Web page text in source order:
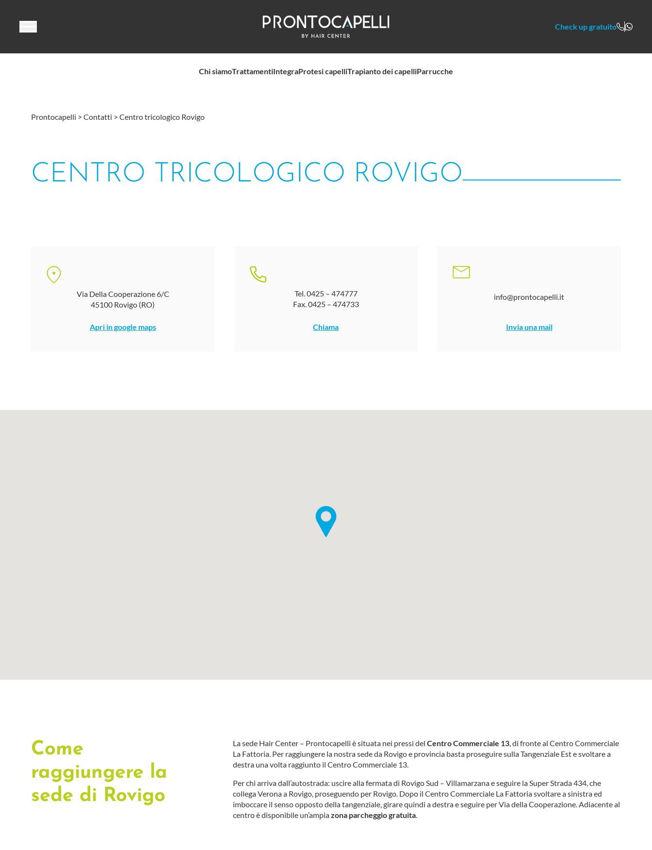
Check up gratuito
Chi siamoTrattamentiIntegraProtesi capelliTrapianto dei capelliParrucche
Prontocapelli > Contatti > Centro tricologico Rovigo
CENTRO TRICOLOGICO ROVIGO
Via Della Cooperazione 6/C
45100 Rovigo (RO)
Apri in google maps
Tel.0425 – 474777
Fax. 0425 – 474733
Chiama
info@prontocapelli.it
Invia una mail
Come
raggiungere la
sede di Rovigo
La sede Hair Center – Prontocapelli è situata nei pressi del Centro Commerciale 13, di fronte al Centro Commerciale
La Fattoria. Per raggiungere la nostra sede da Rovigo e provincia basta proseguire sulla Tangenziale Est e svoltare a
destra una volta raggiunto il Centro Commerciale 13.
Per chi arriva dall’autostrada: uscire alla fermata di Rovigo Sud – Villamarzana e seguire la Super Strada 434, che
collega Verona a Rovigo, proseguendo per Rovigo. Dopo il Centro Commerciale La Fattoria svoltare a sinistra ed
imboccare il senso opposto della tangenziale, girare quindi a destra e seguire per Via della Cooperazione. Adiacente al
centro è disponibile un’ampiazona parcheggio gratuita.